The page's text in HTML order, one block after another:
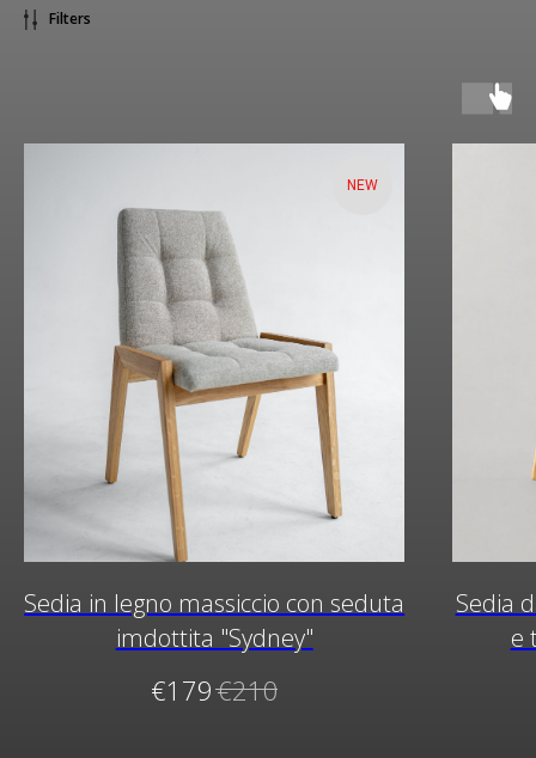
Filters
NEW
Sedia in legno massiccio con seduta
imdottita "Sydney"
€179€210
Sedia
e